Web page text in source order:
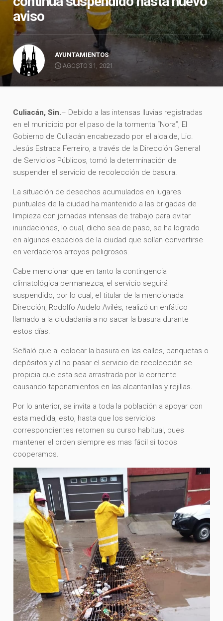
aviso
AYUNTAMIENTOS
AGOSTO 31, 2021
Culiacán, Sin.– Debido a las intensas lluvias registradas
en el municipio por el paso de la tormenta “Nora”, El
Gobierno de Culiacán encabezado por el alcalde, Lic.
Jesús Estrada Ferreiro, a través de la Dirección General
de Servicios Públicos, tomó la determinación de
suspender el servicio de recolección de basura.
La situación de desechos acumulados en lugares
puntuales de la ciudad ha mantenido a las brigadas de
limpieza con jornadas intensas de trabajo para evitar
inundaciones, lo cual, dicho sea de paso, se ha logrado
en algunos espacios de la ciudad que solían convertirse
en verdaderos arroyos peligrosos.
Cabe mencionar que en tanto la contingencia
climatológica permanezca, el servicio seguirá
suspendido, por lo cual, el titular de la mencionada
Dirección, Rodolfo Audelo Avilés, realizó un enfático
llamado a la ciudadanía a no sacar la basura durante
estos días.
Señaló que al colocar la basura en las calles, banquetas o
depósitos y al no pasar el servicio de recolección se
propicia que esta sea arrastrada por la corriente
causando taponamientos en las alcantarillas y rejillas.
Por lo anterior, se invita a toda la población a apoyar con
esta medida, esto, hasta que los servicios
correspondientes retomen su curso habitual, pues
mantener el orden siempre es mas fácil si todos
cooperamos.